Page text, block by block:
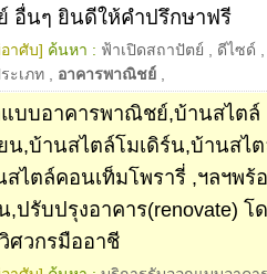
อื่นๆ ยินดีให้คำปรึกษาฟรี
าศับ] ค้นหา : ฟ้าเปิดสถาปัตย์ ดีไซด์
ะเภท อาคารพาณิชย์
บบอาคารพาณิชย์,บ้านสไตล์
ยน,บ้านสไตล์โมเดิร์น,บ้านสไ
สไตล์คอนเท็มโพรารี่ ,ฯลฯพร้
ปรับปรุงอาคาร(renovate) โ
ศวกรมืออาชี